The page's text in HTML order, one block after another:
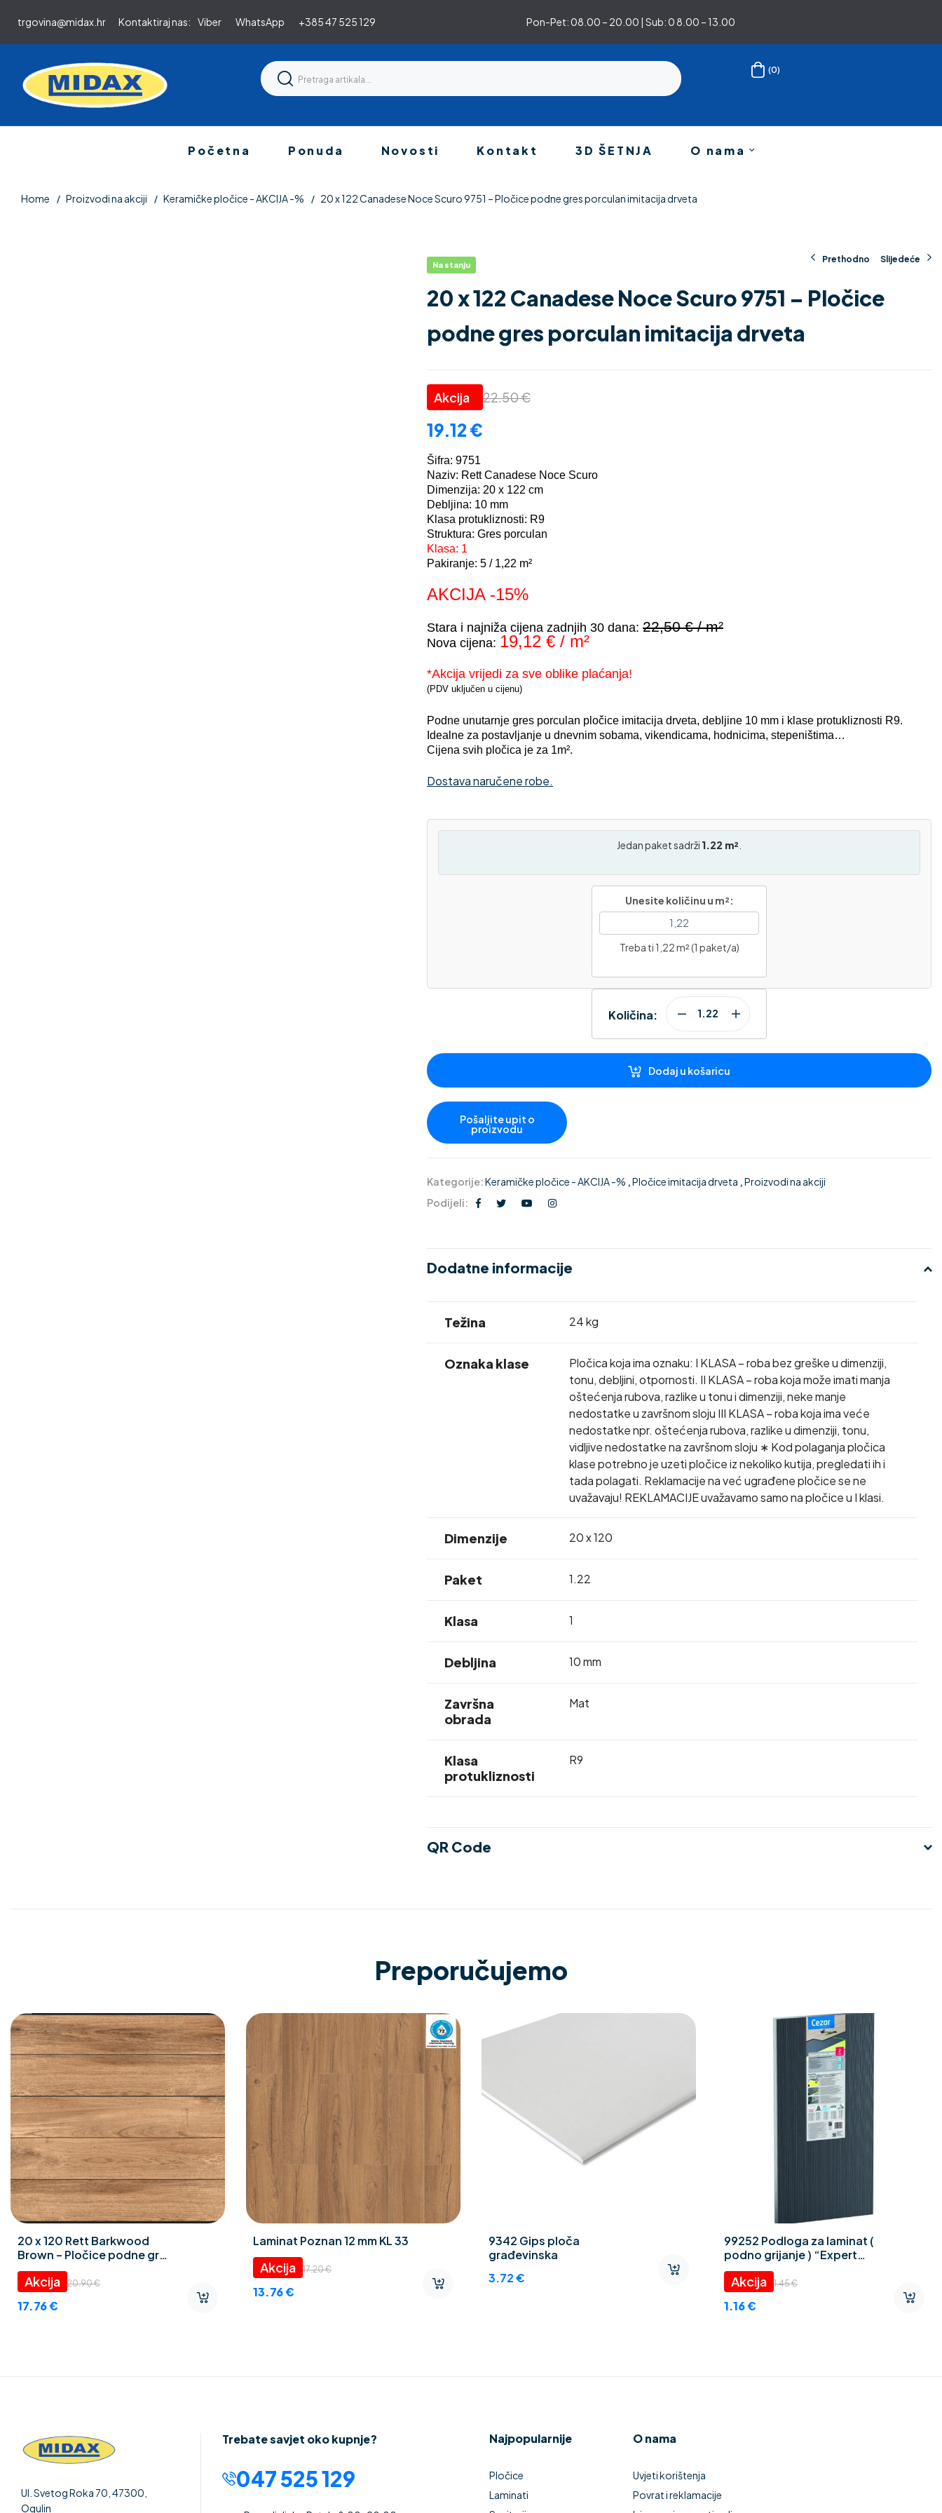
trgovina@midax.hr Kontaktiraj nas: Viber WhatsApp +385 47 525 129 Pon-Pet: 08.00 – 20.00 | Sub: 0 8.00 – 13.00
(0)
Početna Ponuda Novosti Kontakt 3D ŠETNJA O nama
Home Proizvodi na akciji Keramičke pločice - AKCIJA -% 20 x 122 Canadese Noce Scuro 9751 – Pločice podne gres porculan imitacija drveta
Prethodno Slijedeće
Na stanju
20 x 122 Canadese Noce Scuro 9751 – Pločice
podne gres porculan imitacija drveta
22.50€
19.12 €
Šifra: 9751
Naziv: Rett Canadese Noce Scuro
Dimenzija: 20 x 122 cm
Debljina: 10 mm
Klasa protukliznosti: R9
Struktura: Gres porculan
Klasa: 1
Pakiranje: 5 / 1,22 m²
AKCIJA -15%
Stara i najniža cijena zadnjih 30 dana: 22,50 € / m²
Nova cijena: 19,12 € / m²
*Akcija vrijedi za sve oblike plaćanja!
(PDV uključen u cijenu)
Podne unutarnje gres porculan pločice imitacija drveta, debljine 10 mm i klase protukliznosti R9.
Idealne za postavljanje u dnevnim sobama, vikendicama, hodnicima, stepeništima…
Cijena svih pločica je za 1m².
Dostava naručene robe.
Jedan paket sadrži 1.22 m²
Unesite količinu u m²:
Treba ti 1,22 m² (1 paket/a)
Količina:
Dodaj u košaricu
Kategorije:Keramičke pločice - AKCIJA -% ,Pločice imitacija drveta ,Proizvodi na akciji
Podijeli:
Dodatne informacije
Težina 24 kg
Oznaka klase
Pločica koja ima oznaku: I KLASA – roba bez greške u dimenziji,
tonu, debljini, otpornosti. II KLASA – roba koja može imati manja
oštećenja rubova, razlike u tonu i dimenziji, neke manje
nedostatke u završnom sloju III KLASA – roba koja ima veće
nedostatke npr. oštećenja rubova, razlike u dimenziji, tonu,
vidljive nedostatke na završnom sloju ∗ Kod polaganja pločica
klase potrebno je uzeti pločice iz nekoliko kutija, pregledati ih i
tada polagati. Reklamacije na već ugrađene pločice se ne
uvažavaju! REKLAMACIJE uvažavamo samo na pločice u I klasi.
Dimenzije 20 x 120
Paket 1.22
Klasa 1
Debljina 10 mm
Završna
obrada
Mat
Klasa
protukliznosti
R9
QR Code
Preporučujemo
20 x 120 Rett Barkwood
Brown – Pločice podne gres
porculan
20.90€
17.76€
Laminat Poznan 12 mm KL 33
17.20€
13.76€
9342 Gips ploča
građevinska
3.72€
99252 Podloga za laminat (
podno grijanje ) “Expert
Thermo CEZAR” 2 mm
1.45€
1.16€
Ul. Svetog Roka 70, 47300,
Ogulin
Trebate savjet oko kupnje?
047 525 129
Najpopularnije
Pločice
Laminati
O nama
Uvjeti korištenja
Povrat i reklamacije